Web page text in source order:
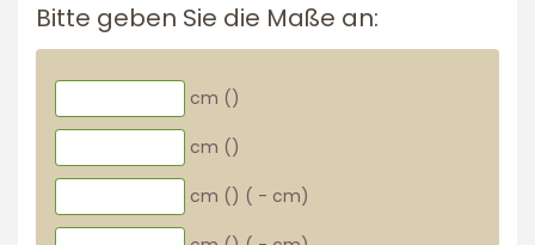
Bitte geben Sie die Maße an:
cm ()
cm ()
cm () ( - cm)